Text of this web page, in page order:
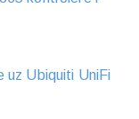
uz Ubiquiti UniFi